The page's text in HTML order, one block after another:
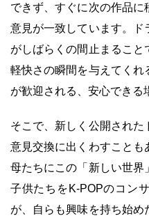
できず、すぐに次の作品
意見が一致しています。ド
がしばらくの間止まること
軽快さの瞬間を与えてくれ
が歓迎される、安心できる
そこで、新しく公開され
意見交換に出くわすことも
母たちにこの「新しい世界
子供たちをK-POPのコン
が、自らも興味を持ち始